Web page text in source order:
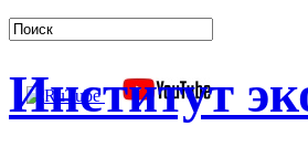
Институт